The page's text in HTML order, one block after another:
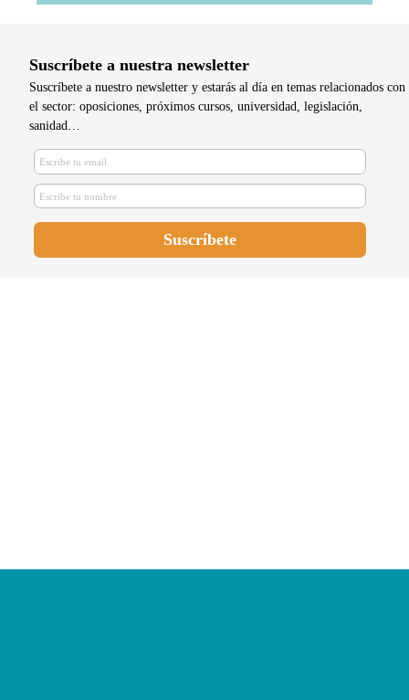
Suscríbete a nuestra newsletter
Suscríbete a nuestro newsletter y estarás al día en temas relacionados con
el sector: oposiciones, próximos cursos, universidad, legislación,
sanidad…